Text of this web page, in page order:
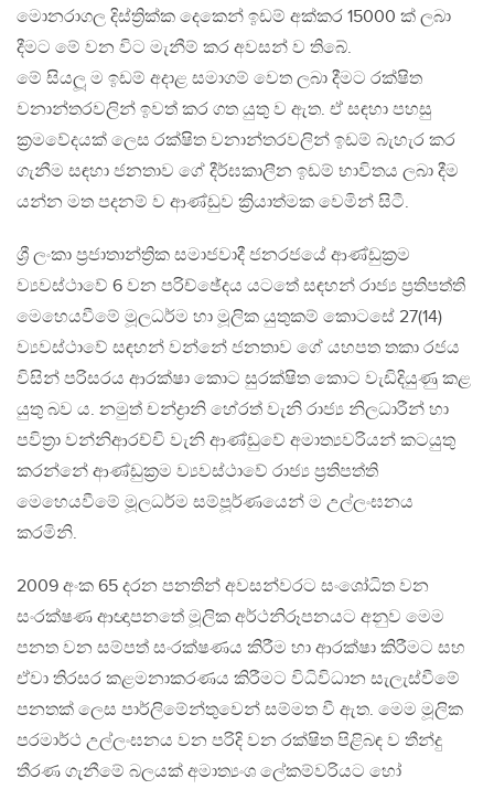
මොනරාගල දිස්ත්‍රික්ක දෙකෙන් ඉඩම් අක්කර 15000 ක් ලබා
දීමට මේ වන විට මැනීම් කර අවසන් ව තිබේ.
මේ සියලූ ම ඉඩම් අදාළ සමාගම් වෙත ලබා දීමට රක්ෂිත
වනාන්තරවලින් ඉවත් කර ගත යුතු ව ඇත. ඒ සඳහා පහසු
ක්‍රමවේදයක් ලෙස රක්ෂිත වනාන්තරවලින් ඉඩම් බැහැර කර
ගැනීම සඳහා ජනතාව ගේ දීර්ඝකාලීන ඉඩම් භාවිතය ලබා දීම
යන්න මත පදනම් ව ආණ්ඩුව ක්‍රියාත්මක වෙමින් සිටී.
ශ්‍රී ලංකා ප්‍රජාතාන්ත්‍රික සමාජවාදී ජනරජයේ ආණ්ඩුක්‍රම
ව්‍යවස්ථාවේ 6 වන පරිච්ඡේදය යටතේ සඳහන් රාජ්‍ය ප්‍රතිපත්ති
මෙහෙයවීමේ මූලධර්ම හා මූලික යුතුකම් කොටසේ 27(14)
ව්‍යවස්ථාවේ සඳහන් වන්නේ ජනතාව ගේ යහපත තකා රජය
විසින් පරිසරය ආරක්ෂා කොට සුරක්ෂිත කොට වැඩිදියුණු කළ
යුතු බව ය. නමුත් චන්ද්‍රානි හේරත් වැනි රාජ්‍ය නිලධාරීන් හා
පවිත්‍රා වන්නිආරච්චි වැනි ආණ්ඩුවේ අමාත්‍යවරියන් කටයුතු
කරන්නේ ආණ්ඩුක්‍රම ව්‍යවස්ථාවේ රාජ්‍ය ප්‍රතිපත්ති
මෙහෙයවීමේ මූලධර්ම සම්පූර්ණයෙන් ම උල්ලංඝනය
කරමිනි.
2009 අංක 65 දරන පනතින් අවසන්වරට සංශෝධිත වන
සංරක්ෂණ ආඥාපනතේ මූලික අර්ථනිරූපනයට අනුව මෙම
පනත වන සම්පත් සංරක්ෂණය කිරීම හා ආරක්ෂා කිරීමට සහ
ඒවා තිරසර කළමනාකරණය කිරීමට විධිවිධාන සැලැස්වීමේ
පනතක් ලෙස පාර්ලිමේන්තුවෙන් සම්මත වී ඇත. මෙම මූලික
පරමාර්ථ උල්ලංඝනය වන පරිදි වන රක්ෂිත පිළිබඳ ව තීන්දු
තීරණ ගැනීමේ බලයක් අමාත්‍යංශ ලේකම්වරියට හෝ